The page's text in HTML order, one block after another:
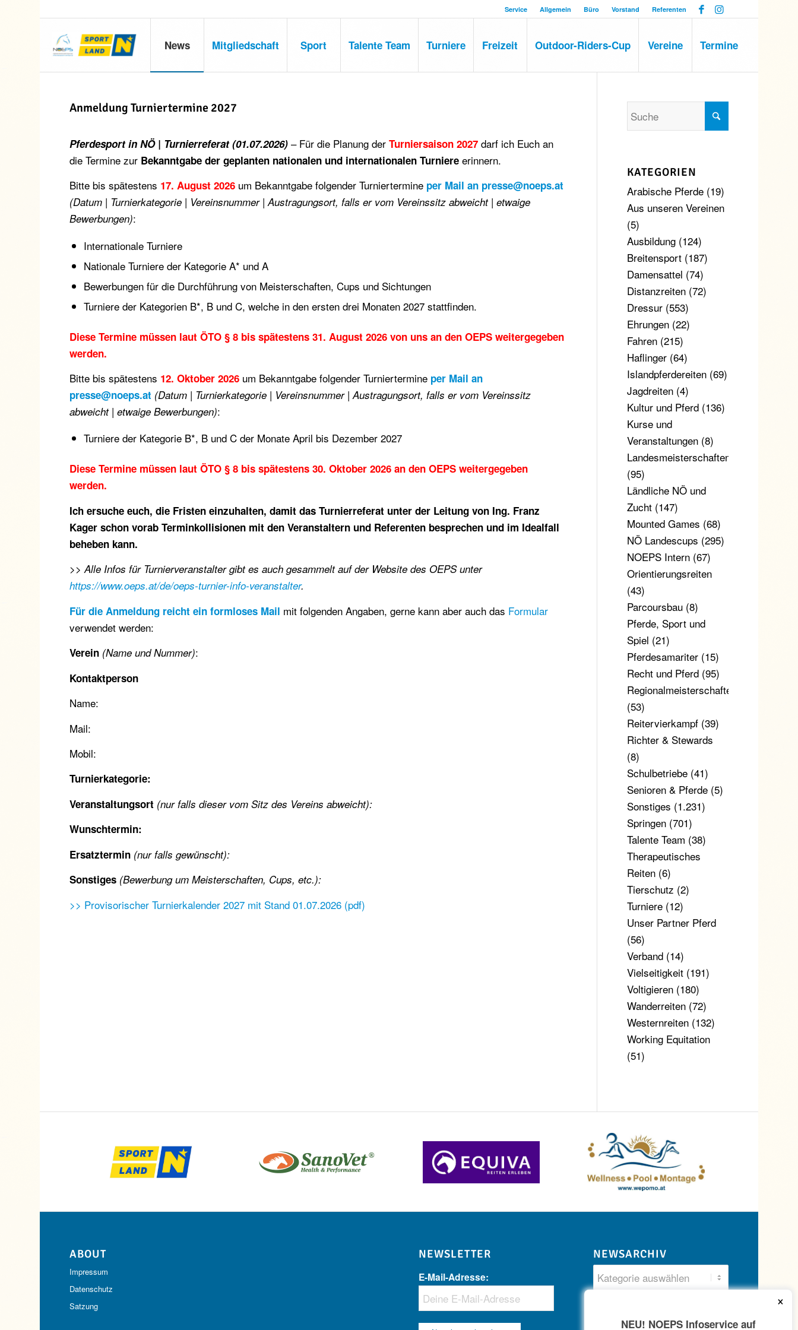
Service Allgemein Büro Vorstand Referenten
News Mitgliedschaft Sport Talente Team Turniere Freizeit Outdoor-Riders-Cup Vereine Termine
Anmeldung Turniertermine 2027
Pferdesport in NÖ | Turnierreferat (01.07.2026) – Für die Planung derTurniersaison 2027 darf ich Euch an
die Termine zur Bekanntgabe der geplanten nationalen und internationalen Turniere erinnern.
Bitte bis spätestens 17. August 2026 um Bekanntgabe folgender Turniertermine per Mail an presse@noeps.at
(Datum | Turnierkategorie | Vereinsnummer | Austragungsort, falls er vom Vereinssitz abweicht | etwaige
Bewerbungen):
Internationale Turniere
Nationale Turniere der Kategorie A* und A
Bewerbungen für die Durchführung von Meisterschaften, Cups und Sichtungen
Turniere der Kategorien B*, B und C, welche in den ersten drei Monaten 2027 stattfinden.
Diese Termine müssen laut ÖTO § 8 bis spätestens 31. August 2026 von uns an den OEPS weitergegeben
werden.
Bitte bis spätestens 12. Oktober 2026 um Bekanntgabe folgender Turniertermine per Mail an
presse@noeps.at (Datum | Turnierkategorie | Vereinsnummer | Austragungsort, falls er vom Vereinssitz
abweicht | etwaige Bewerbungen):
Turniere der Kategorie B*, B und C der Monate April bis Dezember 2027
Diese Termine müssen laut ÖTO § 8 bis spätestens 30. Oktober 2026 an den OEPS weitergegeben
werden.
Ich ersuche euch, die Fristen einzuhalten, damit das Turnierreferat unter der Leitung von Ing. Franz
Kager schon vorab Terminkollisionen mit den Veranstaltern und Referenten besprechen und im Idealfall
beheben kann.
>> Alle Infos für Turnierveranstalter gibt es auch gesammelt auf der Website des OEPS unter
https://www.oeps.at/de/oeps-turnier-info-veranstalter.
Für die Anmeldung reicht ein formloses Mail mit folgenden Angaben, gerne kann aber auch das Formular
verwendet werden:
Verein (Name und Nummer):
Kontaktperson
Name:
Mail:
Mobil:
Turnierkategorie:
Veranstaltungsort (nur falls dieser vom Sitz des Vereins abweicht):
Wunschtermin:
Ersatztermin (nur falls gewünscht):
Sonstiges (Bewerbung um Meisterschaften, Cups, etc.):
>> Provisorischer Turnierkalender 2027 mit Stand 01.07.2026 (pdf)
KATEGORIEN
Arabische Pferde(19)
Aus unseren Vereinen
(5)
Ausbildung(124)
Breitensport(187)
Damensattel (74)
Distanzreiten(72)
Dressur(553)
Ehrungen(22)
Fahren(215)
Haflinger(64)
Islandpferdereiten(69)
Jagdreiten(4)
Kultur und Pferd(136)
Kurse und
Veranstaltungen(8)
Landesmeisterschaften
(95)
Ländliche NÖ und
Zucht(147)
Mounted Games (68)
NÖ Landescups (295)
NOEPS Intern(67)
Orientierungsreiten
(43)
Parcoursbau(8)
Pferde, Sport und
Spiel (21)
Pferdesamariter(15)
Recht und Pferd(95)
Regionalmeisterschaften
(53)
Reitervierkampf(39)
Richter & Stewards
(8)
Schulbetriebe(41)
Senioren & Pferde(5)
Sonstiges (1.231)
Springen(701)
Talente Team (38)
Therapeutisches
Reiten(6)
Tierschutz (2)
Turniere(12)
Unser Partner Pferd
(56)
Verband(14)
Vielseitigkeit(191)
Voltigieren(180)
Wanderreiten(72)
Westernreiten(132)
Working Equitation
(51)
ABOUT
Impressum
Datenschutz
Satzung
NEWSLETTER
E-Mail-Adresse:
NEWSARCHIV
×
NEU! NOEPS Infoservice auf